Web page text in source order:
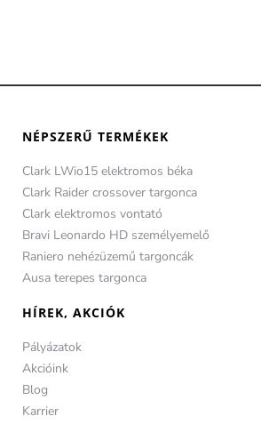
NÉPSZERŰ TERMÉKEK
Clark LWio15 elektromos béka
Clark Raider crossover targonca
Clark elektromos vontató
Bravi Leonardo HD személyemelő
Raniero nehézüzemű targoncák
Ausa terepes targonca
HÍREK, AKCIÓK
Pályázatok
Akcióink
Blog
Karrier